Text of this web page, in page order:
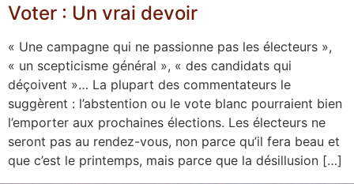
Voter : Un vrai devoir
« Une campagne qui ne passionne pas les électeurs »,
« un scepticisme général », « des candidats qui
déçoivent »… La plupart des commentateurs le
suggèrent : l’abstention ou le vote blanc pourraient bien
l’emporter aux prochaines élections. Les électeurs ne
seront pas au rendez-vous, non parce qu’il fera beau et
que c’est le printemps, mais parce que la désillusion […]